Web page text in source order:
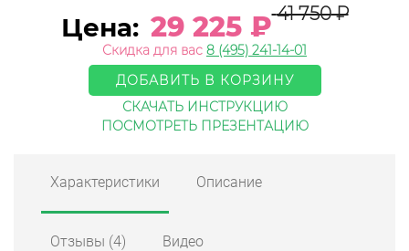
Цена: 29 225₽ 41 750₽
Скидка для вас 8 (495) 241-14-01
ДОБАВИТЬ В КОРЗИНУ
СКАЧАТЬ ИНСТРУКЦИЮ
ПОСМОТРЕТЬ ПРЕЗЕНТАЦИЮ
Характеристики Описание
Отзывы (4) Видео